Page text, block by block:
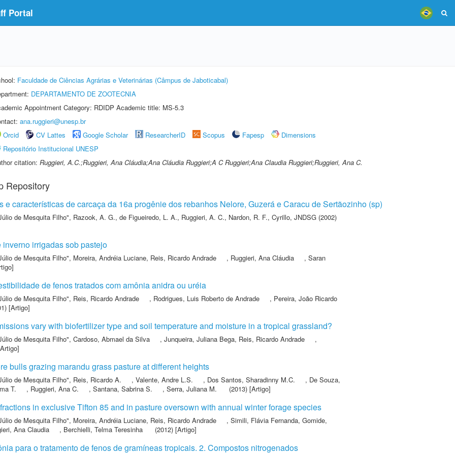
Portal
Faculdade de Ciências Agrárias e Veterinárias (Câmpus de Jaboticabal)
DEPARTAMENTO DE ZOOTECNIA
Appointment Category: RDIDP Academic title: MS-5.3
ana.ruggieri@unesp.br
Orcid
CV Lattes Google Scholar ResearcherID Scopus Fapesp
Dimensions
Repositório Institucional UNESP
citation: Ruggieri, A.C.;Ruggieri, Ana Cláudia;Ana Cláudia Ruggieri;A C Ruggieri;Ana Claudia Ruggieri;Ruggieri, Ana C.
Repository
e características de carcaça da 16a progênie dos rebanhos Nelore, Guzerá e Caracu de Sertãozinho (sp)
de Mesquita Filho", Razook, A. G., de Figueiredo, L. A., Ruggieri, A. C., Nardon, R. F., Cyrillo, JNDSG (2002)
irrigadas sob pastejo
de Mesquita Filho", Moreira, Andréia Luciane, Reis, Ricardo Andrade , Ruggieri, Ana Cláudia , Saran
de fenos tratados com amônia anidra ou uréia
de Mesquita Filho", Reis, Ricardo Andrade , Rodrigues, Luis Roberto de Andrade , Pereira, João Ricardo
[Artigo]
vary with biofertilizer type and soil temperature and moisture in a tropical grassland?
de Mesquita Filho", Cardoso, Abmael da Silva , Junqueira, Juliana Bega, Reis, Ricardo Andrade
,
bulls grazing marandu grass pasture at different heights
de Mesquita Filho", Reis, Ricardo A. , Valente, Andre L.S. , Dos Santos, Sharadinny M.C. , De Souza,
T.
, Ruggieri, Ana C. , Santana, Sabrina S. , Serra, Juliana M. (2013) [Artigo]
in exclusive Tifton 85 and in pasture oversown with annual winter forage species
de Mesquita Filho", Moreira, Andréia Luciane, Reis, Ricardo Andrade , Simili, Flávia Fernanda, Gomide,
Ana Claudia
, Berchielli, Telma Teresinha (2012) [Artigo]
para o tratamento de fenos de gramíneas tropicais. 2. Compostos nitrogenados